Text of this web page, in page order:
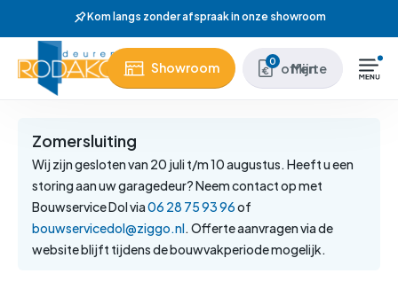
content
Showroom 0 Mijn offerte
Zomersluiting
Wij zijn gesloten van 20 juli t/m 10 augustus. Heeft u een
storing aan uw garagedeur? Neem contact op met
Bouwservice Dol via06 28 75 93 96of
bouwservicedol@ziggo.nl. Offerte aanvragen via de
website blijft tijdens de bouwvakperiode mogelijk.
Close
Menu